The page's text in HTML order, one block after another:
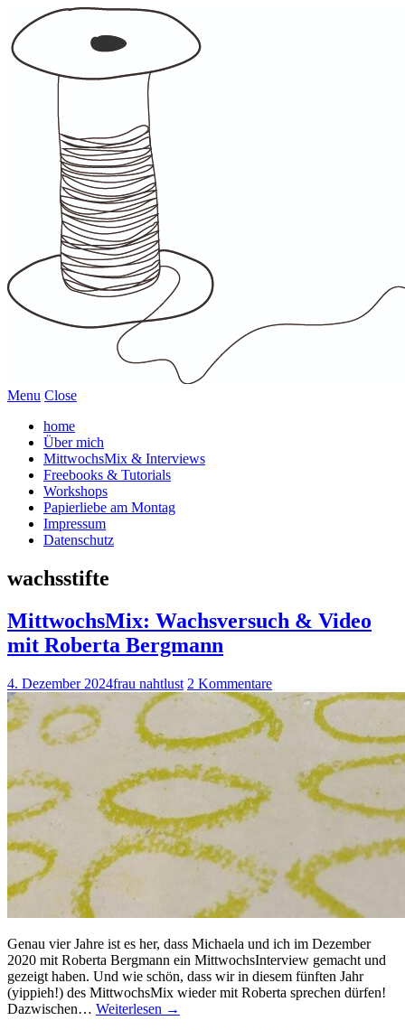
Menu Close
home
Über mich
MittwochsMix & Interviews
Freebooks & Tutorials
Workshops
Papierliebe am Montag
Impressum
Datenschutz
wachsstifte
MittwochsMix: Wachsversuch & Video
mit Roberta Bergmann
4. Dezember 2024frau nahtlust 2 Kommentare
Genau vier Jahre ist es her, dass Michaela und ich im Dezember
2020 mit Roberta Bergmann ein MittwochsInterview gemacht und
gezeigt haben. Und wie schön, dass wir in diesem fünften Jahr
(yippieh!) des MittwochsMix wieder mit Roberta sprechen dürfen!
Dazwischen… Weiterlesen →